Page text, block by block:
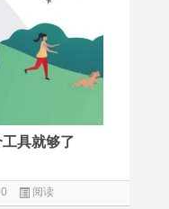
具就够了
0 阅读